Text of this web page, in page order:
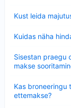
Kust leida
Kuidas näha
Sisestan praegu
makse
Kas broneeringu
ettemakse?